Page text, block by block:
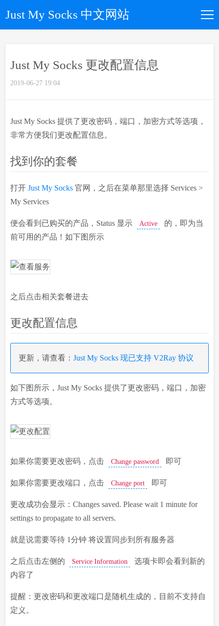
Just My Socks 中文网站
文章归档
关于我们
Just My Socks 更改配置信息
2019-06-27 19:04
Just My Socks 提供了更改密码，端口，加密方式等选项，
非常方便我们更改配置信息。
找到你的套餐
打开Just My Socks 官网，之后在菜单那里选择 Services >
My Services
便会看到已购买的产品，Status 显示 Active
的，即为当
前可用的产品！如下图所示
之后点击相关套餐进去
更改配置信息
更新，请查看：Just My Socks 现已支持 V2Ray 协议
如下图所示，Just My Socks 提供了更改密码，端口，加密
方式等选项。
如果你需要更改密码，点击 Change password 即可
如果你需要更改端口，点击 Change port 即可
更改成功会显示：Changes saved. Please wait 1 minute for
settings to propagate to all servers.
就是说需要等待 1分钟 将设置同步到所有服务器
之后点击左侧的 Service Information
选项卡即会看到新的
内容了
提醒：更改密码和更改端口是随机生成的，目前不支持自
定义。